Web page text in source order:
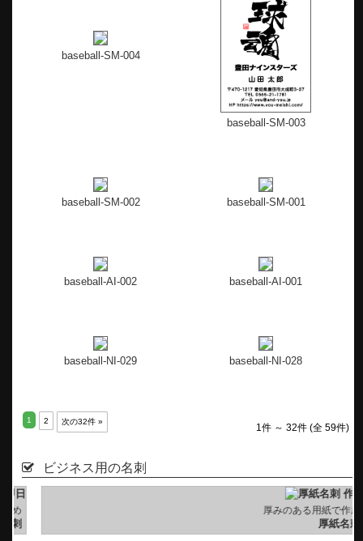
baseball-SM-004
baseball-SM-003
baseball-SM-002 baseball-SM-001
baseball-AI-002 baseball-AI-001
baseball-NI-029 baseball-NI-028
1 2 次の32件 »
1件 ～ 32件 (全 59件)
ビジネス用の名刺
厚みのある用紙で作成
厚紙名刺